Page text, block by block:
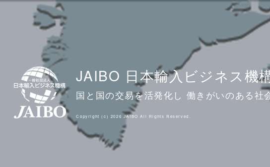
JAIBO 日本輸入ビジネス機
国と国の交易を活発化し 働きがいのある社
Copyright (c) 2026 JAIBO All Rights Reserved.